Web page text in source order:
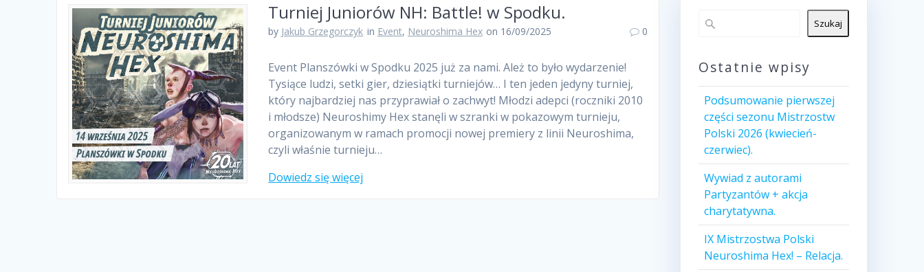
Turniej Juniorów NH: Battle! w Spodku.
by Jakub Grzegorczyk in Event, Neuroshima Hex on 16/09/2025 0
Event Planszówki w Spodku 2025 już za nami. Ależ to było wydarzenie!
Tysiące ludzi, setki gier, dziesiątki turniejów… I ten jeden jedyny turniej,
który najbardziej nas przyprawiał o zachwyt! Młodzi adepci (roczniki 2010
i młodsze) Neuroshimy Hex stanęli w szranki w pokazowym turnieju,
organizowanym w ramach promocji nowej premiery z linii Neuroshima,
czyli właśnie turnieju…
Dowiedz się więcej
Szukaj
Ostatnie wpisy
Podsumowanie pierwszej
części sezonu Mistrzostw
Polski 2026 (kwiecień-
czerwiec).
Wywiad z autorami
Partyzantów + akcja
charytatywna.
IX Mistrzostwa Polski
Neuroshima Hex! – Relacja.